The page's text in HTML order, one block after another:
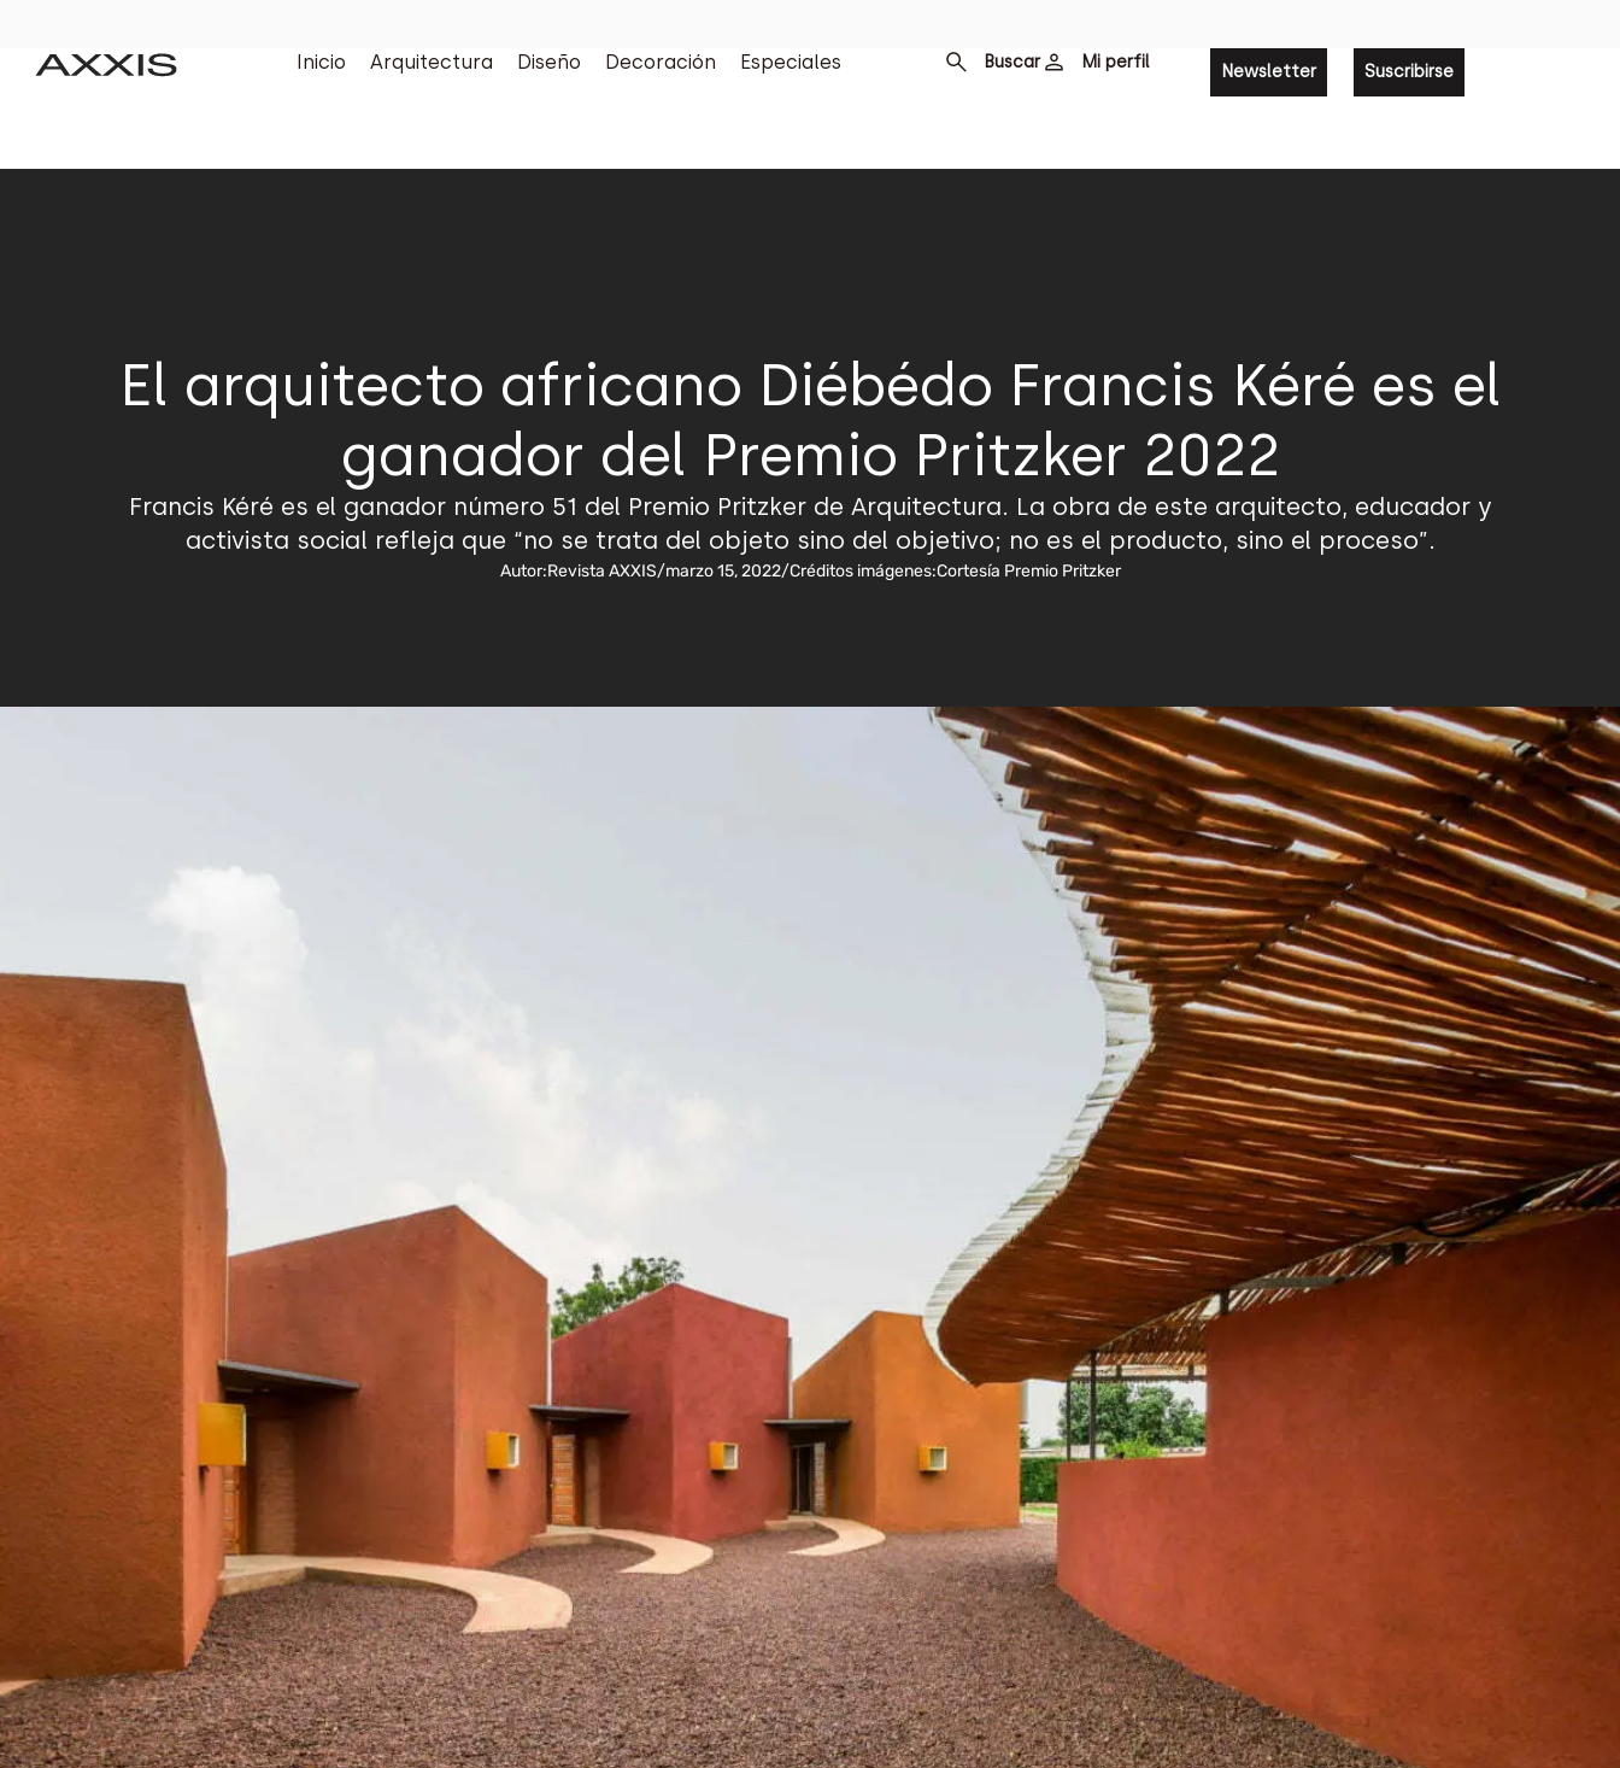
Inicio Arquitectura Diseño Decoración Especiales Buscar Mi perfil Newsletter Suscribirse
El arquitecto africano Diébédo Francis Kéré es el
ganador del Premio Pritzker 2022
Francis Kéré es el ganador número 51 del Premio Pritzker de Arquitectura. La obra de este arquitecto, educador y
activista social refleja que “no se trata del objeto sino del objetivo; no es el producto, sino el proceso”.
Autor:Revista AXXIS/marzo 15, 2022/Créditos imágenes:Cortesía Premio Pritzker